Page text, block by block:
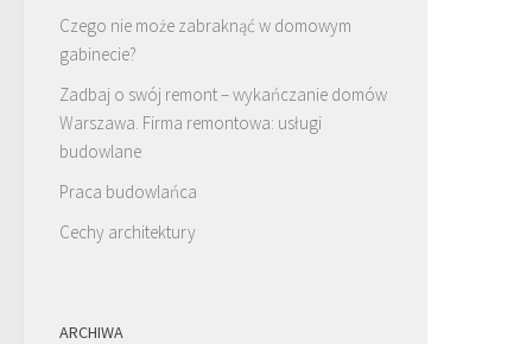
Czego nie może zabraknąć w domowym
gabinecie?
Zadbaj o swój remont – wykańczanie domów
Warszawa. Firma remontowa: usługi
budowlane
Praca budowlańca
Cechy architektury
ARCHIWA